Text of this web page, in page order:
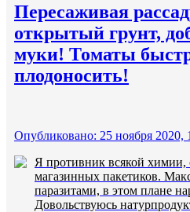
Пересаживая
открытый грунт,
муки! Томаты
плодоносить!
Опубликовано: 25 ноября 2020,
Я противник всякой химии,
магазинных пакетиков.
паразитами, в этом плане
Довольствуюсь